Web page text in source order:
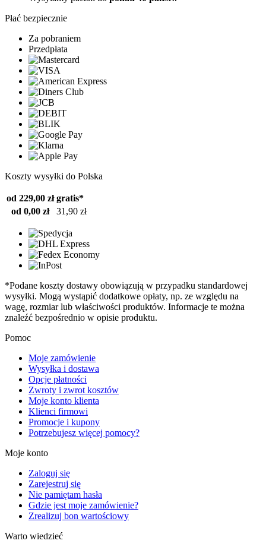
Płać bezpiecznie
Za pobraniem
Przedpłata
Koszty wysyłki do Polska
od 229,00 zł gratis*
od 0,00 zł
31,90 zł
*Podane koszty dostawy obowiązują w przypadku standardowej
wysyłki. Mogą wystąpić dodatkowe opłaty, np. ze względu na
wagę, rozmiar lub właściwości produktów. Informacje te można
znaleźć bezpośrednio w opisie produktu.
Pomoc
Moje zamówienie
Wysyłka i dostawa
Opcje płatności
Zwroty i zwrot kosztów
Moje konto klienta
Klienci firmowi
Promocje i kupony
Potrzebujesz więcej pomocy?
Moje konto
Zaloguj się
Zarejestruj się
Nie pamiętam hasła
Gdzie jest moje zamówienie?
Zrealizuj bon wartościowy
Warto wiedzieć